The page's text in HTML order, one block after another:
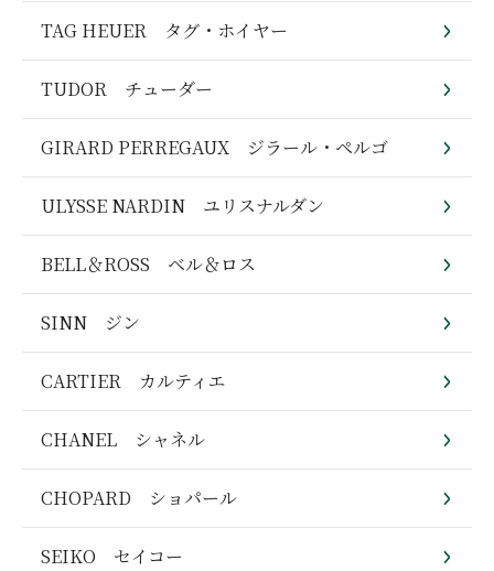
TAG HEUER タグ・ホイヤー
TUDOR チューダー
GIRARD PERREGAUX ジラール・ペルゴ
ULYSSE NARDIN ユリスナルダン
BELL＆ROSS ベル＆ロス
SINN ジン
CARTIER カルティエ
CHANEL シャネル
CHOPARD ショパール
SEIKO セイコー